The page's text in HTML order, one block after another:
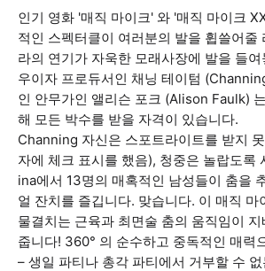
인기 영화 '매직 마이크' 와 '매직 마이크
적인 스펙터클이 여러분의 발을 휩쓸어줄
라의 연기가 자욱한 모래사장에 발을 들
우이자 프로듀서인 채닝 테이텀
인 안무가인 앨리슨 포크 (Alison Faulk)
해 모든 박수를 받을 자격이 있습니다.
Channing 자신은 스포트라이트를 받지
자에 체크 표시를 했음), 청중은 놀랍도록
ina에서 13명의 매혹적인 남성들이 춤을
얼 잔치를 즐깁니다. 맞습니다. 이 매직 마
물결치는 근육과 최면술 춤의 움직임이
줍니다! 360° 의 순수하고 중독적인 매력
– 생일 파티나 총각 파티에서 거부할 수